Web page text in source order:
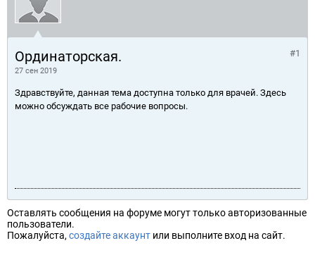
Ординаторская.
27 сен 2019
#1
Здравствуйте, данная тема доступна только для врачей. Здесь
можно обсуждать все рабочие вопросы.
Оставлять сообщения на форуме могут только авторизованные
пользователи.
Пожалуйста, создайте аккаунт или выполните вход на сайт.